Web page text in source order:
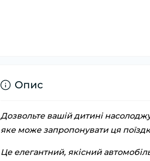
Опис
Дозвольте вашій дитині
яке може запропонувати ця
Це елегантний, якісний